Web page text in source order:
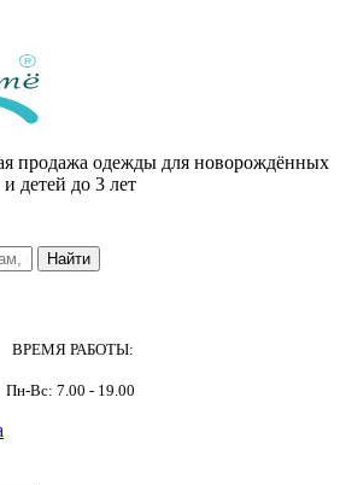
продажа одежды для новорождённых
и детей до 3 лет
ВРЕМЯ РАБОТЫ:
Пн-Вс: 7.00 - 19.00